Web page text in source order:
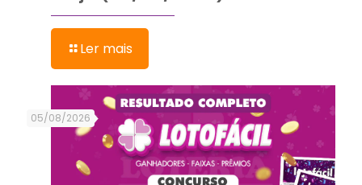
Ler mais
05/08/2026